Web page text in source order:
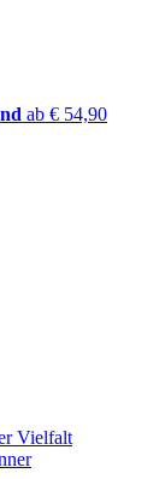
ab € 54,90
Vielfalt